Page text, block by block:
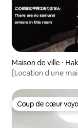
Maison de ville ⋅
[Location d'une
supermarché /
disponible / Parking
Coup de cœur
Coup de cœur